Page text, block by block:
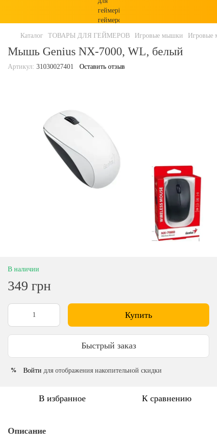
Каталог ТОВАРЫ ДЛЯ ГЕЙМЕРОВ Игровые мышки Игровые
Мышь Genius NX-7000, WL, белый
Артикул: 31030027401 Оставить отзыв
В наличии
349 грн
Купить
Быстрый заказ
% Войти для отображения накопительной скидки
В избранное К сравнению
Описание